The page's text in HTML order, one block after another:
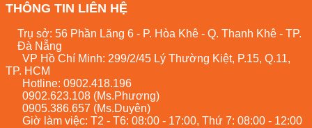
THÔNG TIN LIÊN HỆ
Trụ sở: 56 Phần Lăng 6 - P. Hòa Khê - Q. Thanh Khê - TP.
Đà Nẵng
VP Hồ Chí Minh: 299/2/45 Lý Thường Kiệt, P.15, Q.11,
TP. HCM
Hotline: 0902.418.196
0902.623.108 (Ms.Phương)
0905.386.657 (Ms.Duyên)
Giờ làm việc: T2 - T6: 08:00 - 17:00, Thứ 7: 08:00 - 12:00